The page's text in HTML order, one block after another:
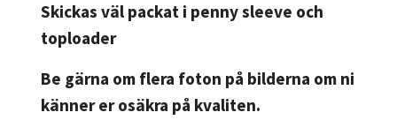
Skickas väl packat i penny sleeve och
toploader
Be gärna om flera foton på bilderna om ni
känner er osäkra på kvaliten.